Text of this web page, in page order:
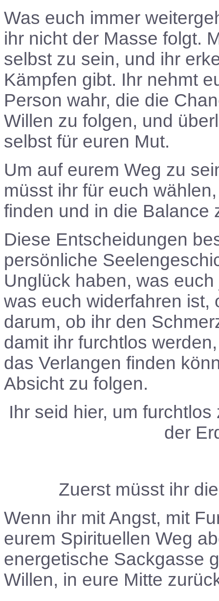
Was euch immer
ihr nicht der Masse folgt.
selbst zu sein, und ihr
Kämpfen gibt. Ihr nehmt
Person wahr, die die
Willen zu folgen, und
selbst für euren Mut.
Um auf eurem Weg zu
müsst ihr für euch
finden und in die Balance
Diese Entscheidungen
persönliche
Unglück haben, was
was euch widerfahren ist,
darum, ob ihr den
damit ihr furchtlos
das Verlangen finden
Absicht zu folgen.
Ihr seid hier, um
der
Zuerst müsst ihr
Wenn ihr mit Angst, mit
eurem Spirituellen Weg
energetische Sackgasse
Willen, in eure Mitte